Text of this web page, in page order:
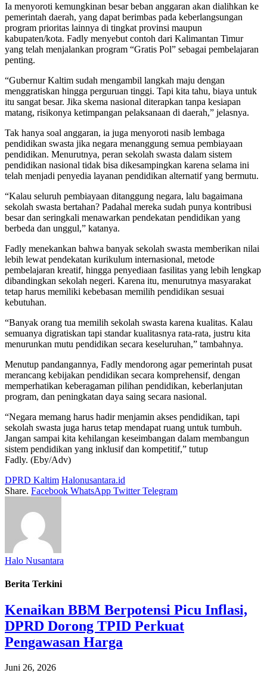
Ia menyoroti kemungkinan besar beban anggaran akan dialihkan ke
pemerintah daerah, yang dapat berimbas pada keberlangsungan
program prioritas lainnya di tingkat provinsi maupun
kabupaten/kota. Fadly menyebut contoh dari Kalimantan Timur
yang telah menjalankan program “Gratis Pol” sebagai pembelajaran
penting.
“Gubernur Kaltim sudah mengambil langkah maju dengan
menggratiskan hingga perguruan tinggi. Tapi kita tahu, biaya untuk
itu sangat besar. Jika skema nasional diterapkan tanpa kesiapan
matang, risikonya ketimpangan pelaksanaan di daerah,” jelasnya.
Tak hanya soal anggaran, ia juga menyoroti nasib lembaga
pendidikan swasta jika negara menanggung semua pembiayaan
pendidikan. Menurutnya, peran sekolah swasta dalam sistem
pendidikan nasional tidak bisa dikesampingkan karena selama ini
telah menjadi penyedia layanan pendidikan alternatif yang bermutu.
“Kalau seluruh pembiayaan ditanggung negara, lalu bagaimana
sekolah swasta bertahan? Padahal mereka sudah punya kontribusi
besar dan seringkali menawarkan pendekatan pendidikan yang
berbeda dan unggul,” katanya.
Fadly menekankan bahwa banyak sekolah swasta memberikan nilai
lebih lewat pendekatan kurikulum internasional, metode
pembelajaran kreatif, hingga penyediaan fasilitas yang lebih lengkap
dibandingkan sekolah negeri. Karena itu, menurutnya masyarakat
tetap harus memiliki kebebasan memilih pendidikan sesuai
kebutuhan.
“Banyak orang tua memilih sekolah swasta karena kualitas. Kalau
semuanya digratiskan tapi standar kualitasnya rata-rata, justru kita
menurunkan mutu pendidikan secara keseluruhan,” tambahnya.
Menutup pandangannya, Fadly mendorong agar pemerintah pusat
merancang kebijakan pendidikan secara komprehensif, dengan
memperhatikan keberagaman pilihan pendidikan, keberlanjutan
program, dan peningkatan daya saing secara nasional.
“Negara memang harus hadir menjamin akses pendidikan, tapi
sekolah swasta juga harus tetap mendapat ruang untuk tumbuh.
Jangan sampai kita kehilangan keseimbangan dalam membangun
sistem pendidikan yang inklusif dan kompetitif,” tutup
Fadly. (Eby/Adv)
DPRD Kaltim Halonusantara.id
Share. Facebook WhatsApp Twitter Telegram
Halo Nusantara
Berita Terkini
Kenaikan BBM Berpotensi Picu Inflasi,
DPRD Dorong TPID Perkuat
Pengawasan Harga
Juni 26, 2026